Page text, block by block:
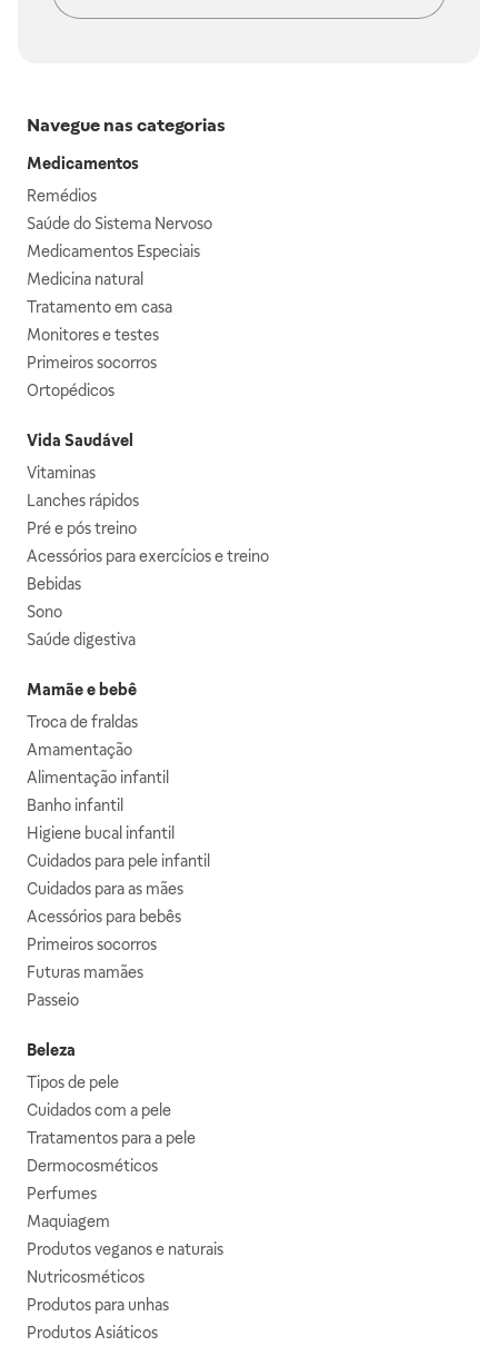
Navegue nas categorias
Medicamentos
Remédios
Saúde do Sistema Nervoso
Medicamentos Especiais
Medicina natural
Tratamento em casa
Monitores e testes
Primeiros socorros
Ortopédicos
Vida Saudável
Vitaminas
Lanches rápidos
Pré e pós treino
Acessórios para exercícios e treino
Bebidas
Sono
Saúde digestiva
Mamãe e bebê
Troca de fraldas
Amamentação
Alimentação infantil
Banho infantil
Higiene bucal infantil
Cuidados para pele infantil
Cuidados para as mães
Acessórios para bebês
Primeiros socorros
Futuras mamães
Passeio
Beleza
Tipos de pele
Cuidados com a pele
Tratamentos para a pele
Dermocosméticos
Perfumes
Maquiagem
Produtos veganos e naturais
Nutricosméticos
Produtos para unhas
Produtos Asiáticos